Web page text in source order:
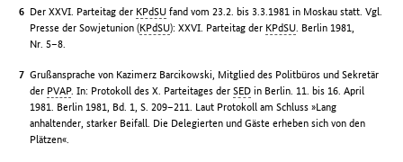
Der XXVI. Parteitag der KPdSU fand vom 23.2. bis 3.3.1981 in Moskau statt. Vgl.
Presse der Sowjetunion (KPdSU): XXVI. Parteitag der KPdSU. Berlin 1981,
Nr. 5–8.
Grußansprache von Kazimerz Barcikowski, Mitglied des Politbüros und Sekretär
der PVAP. In: Protokoll des X. Parteitages derSED in Berlin. 11. bis 16. April
1981. Berlin 1981, Bd. 1, S. 209–211. Laut Protokoll am Schluss »Lang
anhaltender, starker Beifall. Die Delegierten und Gäste erheben sich von den
Plätzen«.